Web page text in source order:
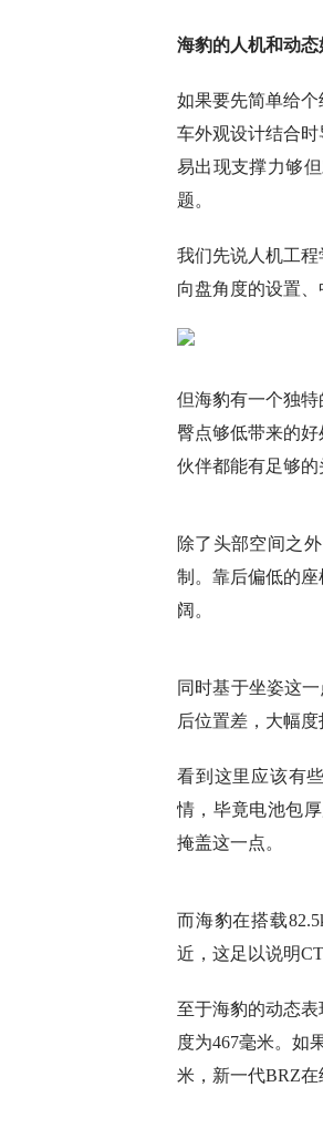
海豹的人机和动态
如果要先简单给
车外观设计结合
易出现支撑力够
题。
我们先说人机工
向盘角度的设置
但海豹有一个独
臀点够低带来的
伙伴都能有足够的
除了头部空间之
制。靠后偏低的
阔。
同时基于坐姿这
后位置差，大幅度
看到这里应该有
情，毕竟电池包
掩盖这一点。
而海豹在搭载
近，这足以说明
至于海豹的动态
度为467毫米。如
米，新一代BRZ在